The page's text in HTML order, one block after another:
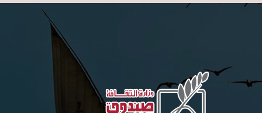
Skip to main content